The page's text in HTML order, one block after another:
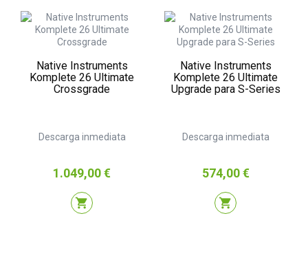
Native Instruments
Komplete 26 Ultimate
Crossgrade
Descarga inmediata
Precio
1.049,00 €
shopping_cart
Native Instruments
Komplete 26 Ultimate
Upgrade para S-Series
Descarga inmediata
Precio
574,00 €
shopping_cart